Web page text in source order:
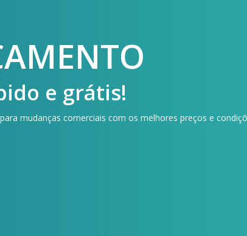
e grátis!
mudanças comerciais com os melhores preços e